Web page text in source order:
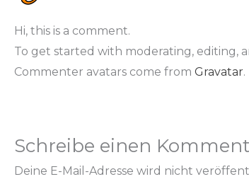
Hi, this is a comment.
To get started with moderating, editing,
Commenter avatars come from Gravatar.
Schreibe einen
Deine E-Mail-Adresse wird nicht